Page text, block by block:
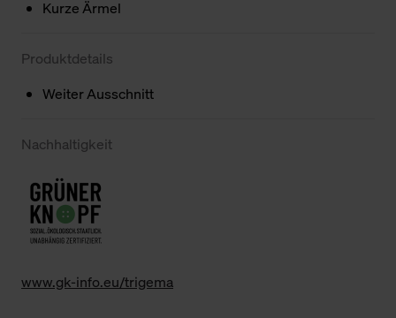
Kurze Ärmel
Produktdetails
Weiter Ausschnitt
Nachhaltigkeit
www.gk-info.eu/trigema